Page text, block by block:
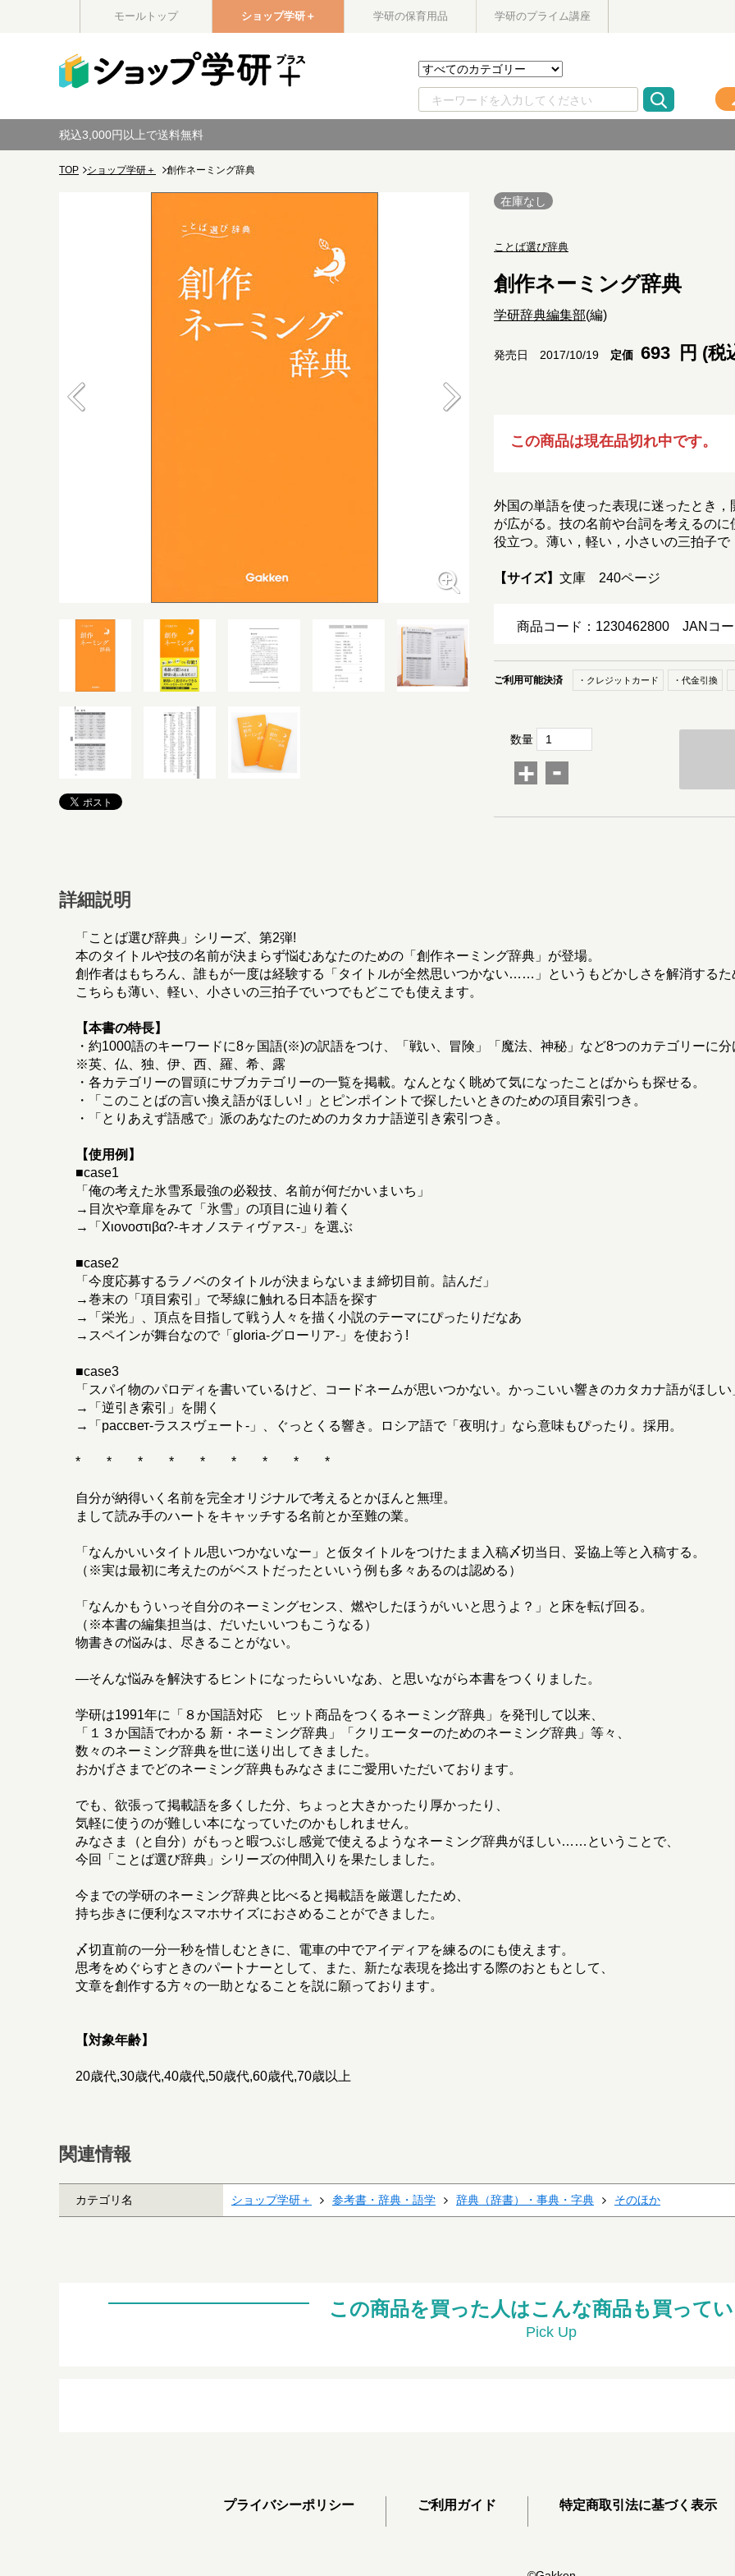
モールトップ ショップ学研＋ 学研の保育用品 学研のプライム講座
税込3,000円以上で送料無料
TOP ショップ学研＋ 創作ネーミング辞典
在庫なし
ことば選び辞典
創作ネーミング辞典
学研辞典編集部(編)
発売日 2017/10/19 定価 693 円 (税
この商品は現在品切れ中です。
外国の単語を使った表現に迷ったとき
が広がる。技の名前や台詞を考えるの
役立つ。薄い，軽い，小さいの三拍子
【サイズ】 文庫 240ページ
商品コード：1230462800 JANコ
ご利用可能決済 ・クレジットカード ・代金引換
数量
+ -
詳細説明
「ことば選び辞典」シリーズ、第2弾!
本のタイトルや技の名前が決まらず悩むあなたのための「創作ネーミング辞典」が登場。
創作者はもちろん、誰もが一度は経験する「タイトルが全然思いつかない……」というもどかしさを解消するた
こちらも薄い、軽い、小さいの三拍子でいつでもどこでも使えます。
【本書の特長】
・約1000語のキーワードに8ヶ国語(※)の訳語をつけ、「戦い、冒険」「魔法、神秘」など8つのカテゴリーに
※英、仏、独、伊、西、羅、希、露
・各カテゴリーの冒頭にサブカテゴリーの一覧を掲載。なんとなく眺めて気になったことばからも探せる。
・「このことばの言い換え語がほしい! 」とピンポイントで探したいときのための項目索引つき。
・「とりあえず語感で」派のあなたのためのカタカナ語逆引き索引つき。
【使用例】
■case1
「俺の考えた氷雪系最強の必殺技、名前が何だかいまいち」
→目次や章扉をみて「氷雪」の項目に辿り着く
→「Χιονοστιβα?-キオノスティヴァス-」を選ぶ
■case2
「今度応募するラノベのタイトルが決まらないまま締切目前。詰んだ」
→巻末の「項目索引」で琴線に触れる日本語を探す
→「栄光」、頂点を目指して戦う人々を描く小説のテーマにぴったりだなあ
→スペインが舞台なので「gloria-グローリア-」を使おう!
■case3
「スパイ物のパロディを書いているけど、コードネームが思いつかない。かっこいい響きのカタカナ語がほしい
→「逆引き索引」を開く
→「рассвет-ラススヴェート-」、ぐっとくる響き。ロシア語で「夜明け」なら意味もぴったり。採用。
* * * * * * * * *
自分が納得いく名前を完全オリジナルで考えるとかほんと無理。
まして読み手のハートをキャッチする名前とか至難の業。
「なんかいいタイトル思いつかないなー」と仮タイトルをつけたまま入稿〆切当日、妥協上等と入稿する。
（※実は最初に考えたのがベストだったといいう例も多々あるのは認める）
「なんかもういっそ自分のネーミングセンス、燃やしたほうがいいと思うよ？」と床を転げ回る。
（※本書の編集担当は、だいたいいつもこうなる）
物書きの悩みは、尽きることがない。
―そんな悩みを解決するヒントになったらいいなあ、と思いながら本書をつくりました。
学研は1991年に「８か国語対応 ヒット商品をつくるネーミング辞典」を発刊して以来、
「１３か国語でわかる 新・ネーミング辞典」「クリエーターのためのネーミング辞典」等々、
数々のネーミング辞典を世に送り出してきました。
おかげさまでどのネーミング辞典もみなさまにご愛用いただいております。
でも、欲張って掲載語を多くした分、ちょっと大きかったり厚かったり、
気軽に使うのが難しい本になっていたのかもしれません。
みなさま（と自分）がもっと暇つぶし感覚で使えるようなネーミング辞典がほしい……ということで、
今回「ことば選び辞典」シリーズの仲間入りを果たしました。
今までの学研のネーミング辞典と比べると掲載語を厳選したため、
持ち歩きに便利なスマホサイズにおさめることができました。
〆切直前の一分一秒を惜しむときに、電車の中でアイディアを練るのにも使えます。
思考をめぐらすときのパートナーとして、また、新たな表現を捻出する際のおともとして、
文章を創作する方々の一助となることを説に願っております。
【対象年齢】
20歳代,30歳代,40歳代,50歳代,60歳代,70歳以上
関連情報
カテゴリ名 ショップ学研＋ 参考書・辞典・語学 辞典（辞書）・事典・字典 そのほか
この商品を買った人はこんな商品も買って
Pick Up
プライバシーポリシー ご利用ガイド 特定商取引法に基づく表示